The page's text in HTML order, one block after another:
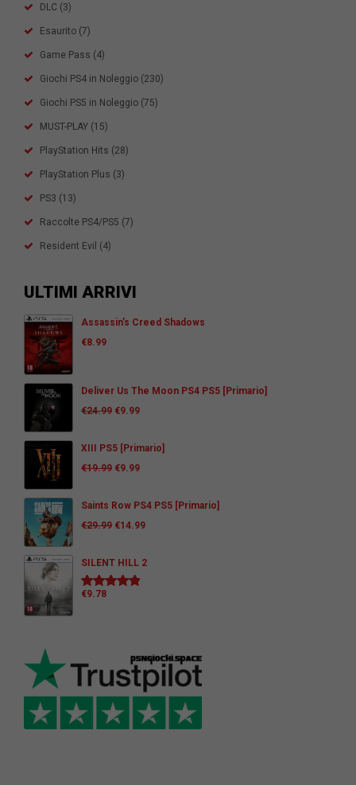
DLC (3)
Esaurito (7)
Game Pass (4)
Giochi PS4 in Noleggio (230)
Giochi PS5 in Noleggio (75)
MUST-PLAY (15)
PlayStation Hits (28)
PlayStation Plus (3)
PS3 (13)
Raccolte PS4/PS5 (7)
Resident Evil (4)
ULTIMI ARRIVI
Assassin’s Creed Shadows
€8.99
Deliver Us The Moon PS4 PS5 [Primario]
€24.99 €9.99
XIII PS5 [Primario]
€19.99 €9.99
Saints Row PS4 PS5 [Primario]
€29.99 €14.99
SILENT HILL 2
Valutato
€9.78